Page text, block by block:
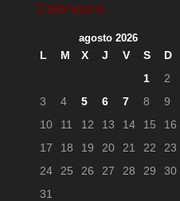
Calendario
agosto 2026
L M X J V S
D
1
2
3
4 5 6 7 8
9
10
11 12 13 14 15
16
17
18 19 20 21 22
23
24
25 26 27 28 29
30
31